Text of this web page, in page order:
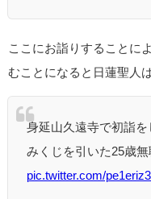
ここにお詣りすることに
むことになると日蓮聖人
身延山久遠寺で初詣
みくじを引いた25歳
pic.twitter.com/